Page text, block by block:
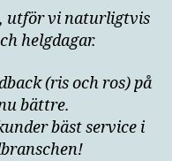
utför vi naturligtvis
helgdagar.
(ris och ros) på
bättre.
bäst service i